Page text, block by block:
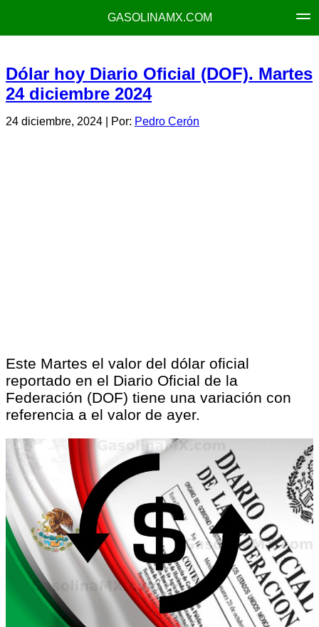
GASOLINAMX.COM
Dólar hoy Diario Oficial (DOF). Martes
24 diciembre 2024
24 diciembre, 2024 | Por: Pedro Cerón
Este Martes el valor del dólar oficial
reportado en el Diario Oficial de la
Federación (DOF) tiene una variación con
referencia a el valor de ayer.